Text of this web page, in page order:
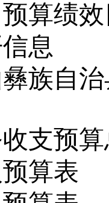
算绩
息
族自
支预
预算表